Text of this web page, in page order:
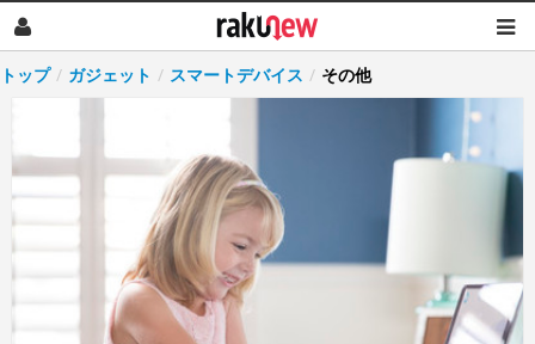
トップ / ガジェット / スマートデバイス / その他